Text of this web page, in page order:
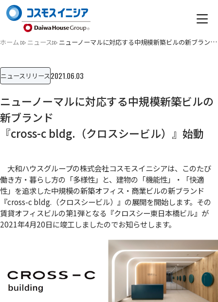
ホーム ニュース ニューノーマルに対応する中規模新築ビルの新ブランド 『cross…
ニュースリリース2021.06.03
ニューノーマルに対応する中規模新築ビルの
新ブランド
『cross-c bldg.（クロスシービル）』始動
大和ハウスグループの株式会社コスモスイニシアは、このたび
働き方・暮らし方の「多様性」と、建物の「機能性」・「快適
性」を追求した中規模の新築オフィス・商業ビルの新ブランド
『cross-c bldg.（クロスシービル）』の展開を開始します。その
賃貸オフィスビルの第1弾となる『クロスシー東日本橋ビル』が
2021年4月20日に竣工しましたのでお知らせします。